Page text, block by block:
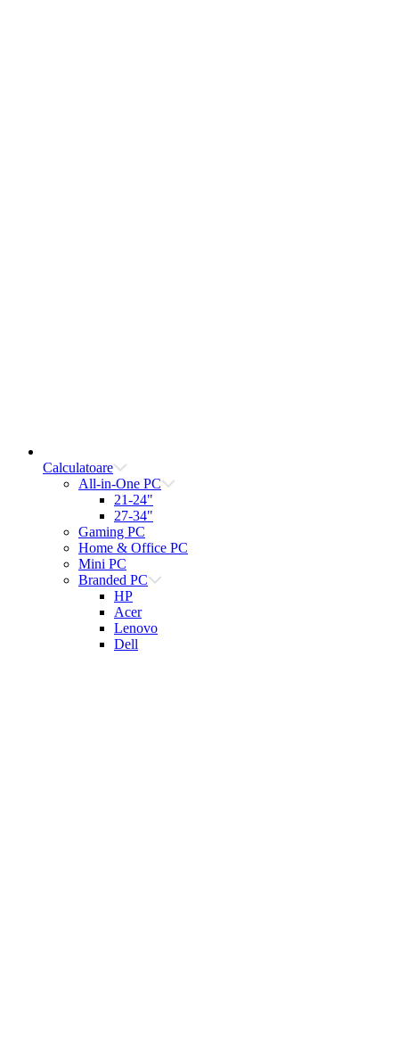
Calculatoare
All-in-One PC
21-24"
27-34"
Gaming PC
Home & Office PC
Mini PC
Branded PC
HP
Acer
Lenovo
Dell